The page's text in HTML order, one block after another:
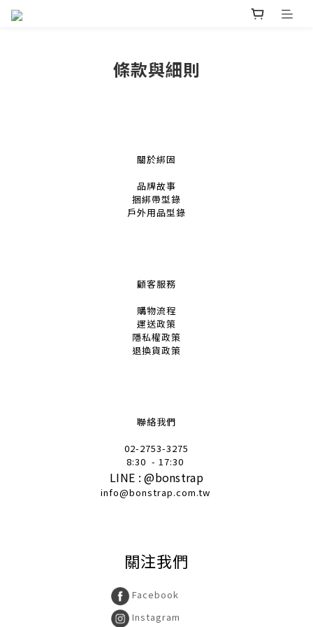
條款與細則
關於綁固
品牌故事
捆綁帶型錄
戶外用品型錄
顧客服務
購物流程
運送政策
隱私權政策
退換貨政策
聯絡我們
02-2753-3275
8:30 - 17:30
LINE :@bonstrap
info@bonstrap.com.tw
關注我們
Facebook
Instagram